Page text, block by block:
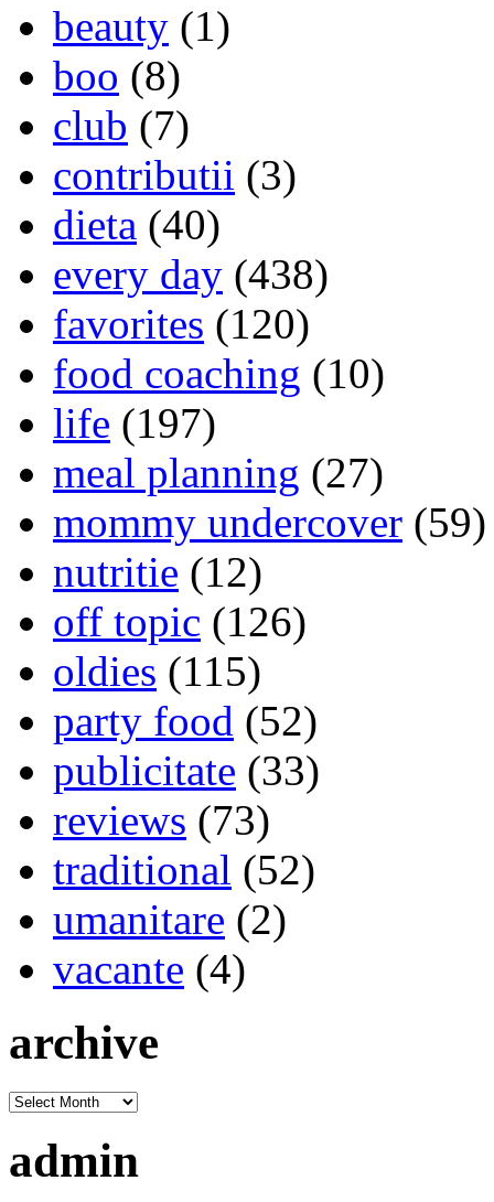
beauty (1)
boo (8)
club (7)
contributii (3)
dieta (40)
every day (438)
favorites (120)
food coaching (10)
life (197)
meal planning (27)
mommy undercover (59)
nutritie (12)
off topic (126)
oldies (115)
party food (52)
publicitate (33)
reviews (73)
traditional (52)
umanitare (2)
vacante (4)
archive
admin